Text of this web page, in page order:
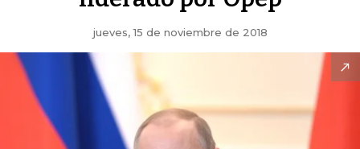
jueves, 15 de noviembre de 2018